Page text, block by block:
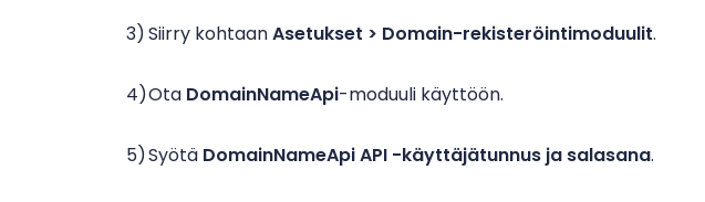
Siirry kohtaanAsetukset > Domain-rekisteröintimoduulit.
Ota DomainNameApi-moduuli käyttöön.
Syötä DomainNameApi API -käyttäjätunnus ja salasana.